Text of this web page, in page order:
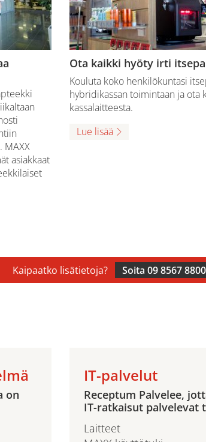
MAXX
asiakkaat
Ota kaikki hyöty irti
Kouluta koko henkilökuntasi
hybridikassan toimintaan ja ota
kassalaitteesta.
Lue lisää
Kaipaatko lisätietoja? Soita 09 8567 8800
on
IT-palvelut
Receptum Palvelee,
IT-ratkaisut palvelevat
Laitteet